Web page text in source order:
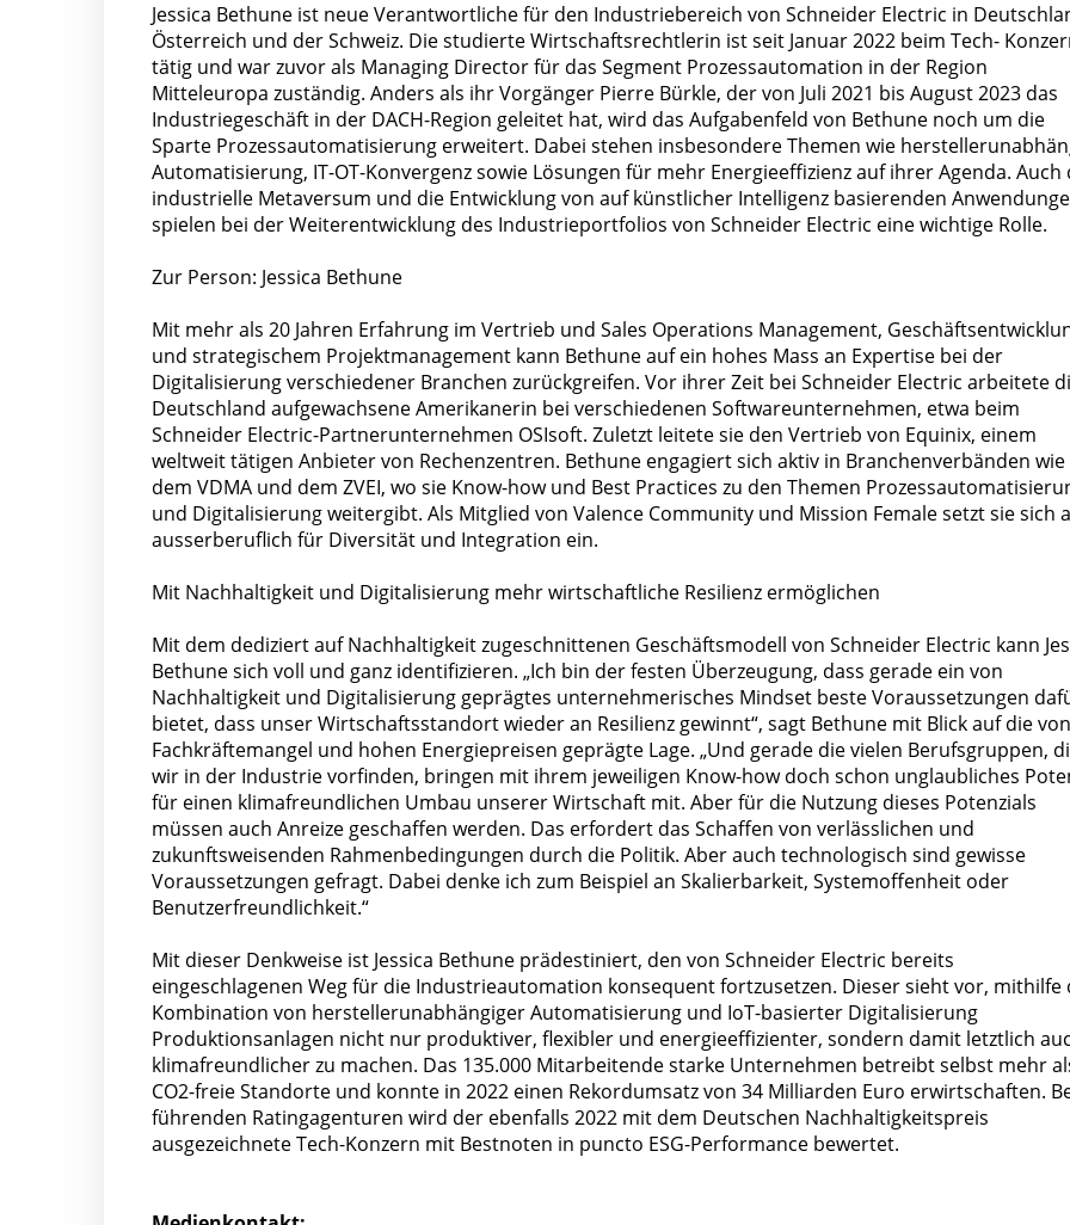
Jessica Bethune ist neue Verantwortliche für den Industriebereich von Schneider Electric in
Österreich und der Schweiz. Die studierte Wirtschaftsrechtlerin ist seit Januar 2022 beim Tech-
tätig und war zuvor als Managing Director für das Segment Prozessautomation in der Region
Mitteleuropa zuständig. Anders als ihr Vorgänger Pierre Bürkle, der von Juli 2021 bis August 2023 das
Industriegeschäft in der DACH-Region geleitet hat, wird das Aufgabenfeld von Bethune noch um die
Sparte Prozessautomatisierung erweitert. Dabei stehen insbesondere Themen wie
Automatisierung, IT-OT-Konvergenz sowie Lösungen für mehr Energieeffizienz auf ihrer Agenda. Auch
industrielle Metaversum und die Entwicklung von auf künstlicher Intelligenz basierenden
spielen bei der Weiterentwicklung des Industrieportfolios von Schneider Electric eine wichtige Rolle.
Zur Person: Jessica Bethune
Mit mehr als 20 Jahren Erfahrung im Vertrieb und Sales Operations Management,
und strategischem Projektmanagement kann Bethune auf ein hohes Mass an Expertise bei der
Digitalisierung verschiedener Branchen zurückgreifen. Vor ihrer Zeit bei Schneider Electric arbeitete
Deutschland aufgewachsene Amerikanerin bei verschiedenen Softwareunternehmen, etwa beim
Schneider Electric-Partnerunternehmen OSIsoft. Zuletzt leitete sie den Vertrieb von Equinix, einem
weltweit tätigen Anbieter von Rechenzentren. Bethune engagiert sich aktiv in Branchenverbänden wie
dem VDMA und dem ZVEI, wo sie Know-how und Best Practices zu den Themen
und Digitalisierung weitergibt. Als Mitglied von Valence Community und Mission Female setzt sie sich
ausserberuflich für Diversität und Integration ein.
Mit Nachhaltigkeit und Digitalisierung mehr wirtschaftliche Resilienz ermöglichen
Mit dem dediziert auf Nachhaltigkeit zugeschnittenen Geschäftsmodell von Schneider Electric kann
Bethune sich voll und ganz identifizieren. „Ich bin der festen Überzeugung, dass gerade ein von
Nachhaltigkeit und Digitalisierung geprägtes unternehmerisches Mindset beste Voraussetzungen
bietet, dass unser Wirtschaftsstandort wieder an Resilienz gewinnt“, sagt Bethune mit Blick auf die von
Fachkräftemangel und hohen Energiepreisen geprägte Lage. „Und gerade die vielen Berufsgruppen,
wir in der Industrie vorfinden, bringen mit ihrem jeweiligen Know-how doch schon unglaubliches
für einen klimafreundlichen Umbau unserer Wirtschaft mit. Aber für die Nutzung dieses Potenzials
müssen auch Anreize geschaffen werden. Das erfordert das Schaffen von verlässlichen und
zukunftsweisenden Rahmenbedingungen durch die Politik. Aber auch technologisch sind gewisse
Voraussetzungen gefragt. Dabei denke ich zum Beispiel an Skalierbarkeit, Systemoffenheit oder
Benutzerfreundlichkeit.“
Mit dieser Denkweise ist Jessica Bethune prädestiniert, den von Schneider Electric bereits
eingeschlagenen Weg für die Industrieautomation konsequent fortzusetzen. Dieser sieht vor, mithilfe
Kombination von herstellerunabhängiger Automatisierung und IoT-basierter Digitalisierung
Produktionsanlagen nicht nur produktiver, flexibler und energieeffizienter, sondern damit letztlich
klimafreundlicher zu machen. Das 135.000 Mitarbeitende starke Unternehmen betreibt selbst mehr
CO2-freie Standorte und konnte in 2022 einen Rekordumsatz von 34 Milliarden Euro erwirtschaften.
führenden Ratingagenturen wird der ebenfalls 2022 mit dem Deutschen Nachhaltigkeitspreis
ausgezeichnete Tech-Konzern mit Bestnoten in puncto ESG-Performance bewertet.